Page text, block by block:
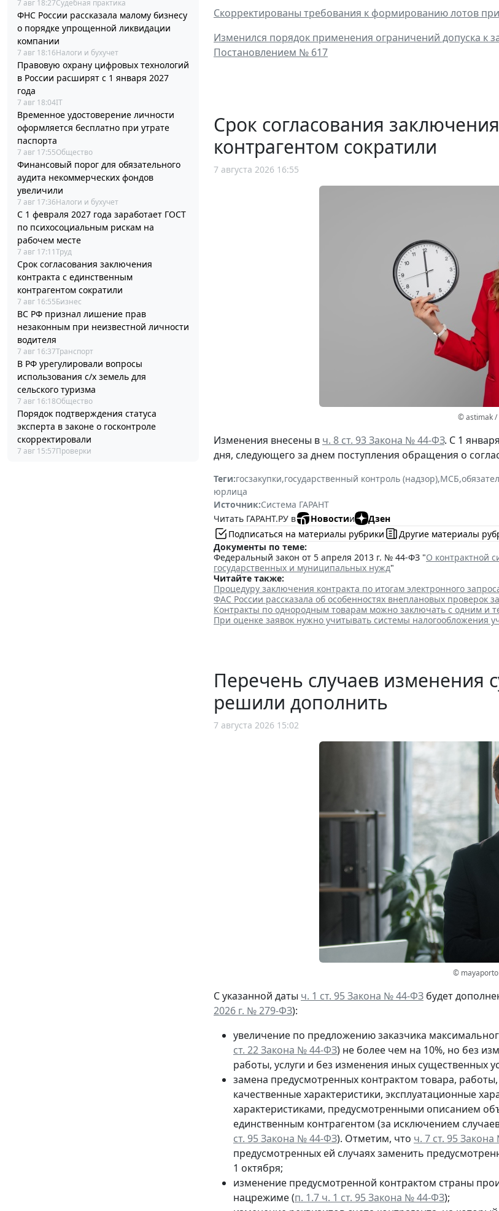
7 авг 18:27Судебная практика
ФНС России рассказала малому бизнесу
о порядке упрощенной ликвидации
компании
7 авг 18:16Налоги и бухучет
Правовую охрану цифровых технологий
в России расширят с 1 января 2027
года
7 авг 18:04IT
Временное удостоверение личности
оформляется бесплатно при утрате
паспорта
7 авг 17:55Общество
Финансовый порог для обязательного
аудита некоммерческих фондов
увеличили
7 авг 17:36Налоги и бухучет
С 1 февраля 2027 года заработает ГОСТ
по психосоциальным рискам на
рабочем месте
7 авг 17:11Труд
Срок согласования заключения
контракта с единственным
контрагентом сократили
7 авг 16:55Бизнес
ВС РФ признал лишение прав
незаконным при неизвестной личности
водителя
7 авг 16:37Транспорт
В РФ урегулировали вопросы
использования с/х земель для
сельского туризма
7 авг 16:18Общество
Порядок подтверждения статуса
эксперта в законе о госконтроле
скорректировали
7 авг 15:57Проверки
Скорректированы требования к формированию лотов
Изменился порядок применения ограничений допуска к
Постановлением № 617
Срок согласования
контрагентом сократили
7 августа 2026 16:55
© astimak /
Изменения внесены в ч. 8 ст. 93 Закона № 44-ФЗ. С 1
дня, следующего за днем поступления обращения о
Теги:госзакупки,государственный контроль (надзор),МСБ,
юрлица
Источник:Система ГАРАНТ
Читать ГАРАНТ.РУ в
Новостии
Дзен
Подписаться на материалы рубрики
Другие материалы
Документы по теме:
Федеральный закон от 5 апреля 2013 г. № 44-ФЗ "О контрактной
государственных и муниципальных нужд"
Читайте также:
Процедуру заключения контракта по итогам электронного
ФАС России рассказала об особенностях внеплановых проверок
Контракты по однородным товарам можно заключать с одним и
При оценке заявок нужно учитывать системы налогообложения
Перечень случаев изменения
решили дополнить
7 августа 2026 15:02
© mayaporto
С указанной даты ч. 1 ст. 95 Закона № 44-ФЗ будет
2026 г. № 279-ФЗ):
увеличение по предложению заказчика
ст. 22 Закона № 44-ФЗ) не более чем на 10%, но без
работы, услуги и без изменения иных существенных
замена предусмотренных контрактом товара,
качественные характеристики, эксплуатационные
характеристиками, предусмотренными описанием
единственным контрагентом (за исключением
ст. 95 Закона № 44-ФЗ). Отметим, что ч. 7 ст. 95
предусмотренных ей случаях заменить
1 октября;
изменение предусмотренной контрактом страны
нацрежиме (п. 1.7 ч. 1 ст. 95 Закона № 44-ФЗ);